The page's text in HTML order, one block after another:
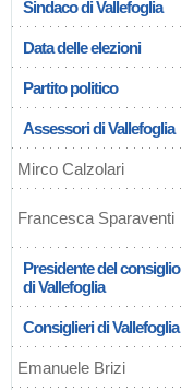
Sindaco di Vallefoglia
Data delle elezioni
Partito politico
Assessori di Vallefoglia
Mirco Calzolari
Francesca Sparaventi
Presidente del consiglio
di Vallefoglia
Consiglieri di Vallefoglia
Emanuele Brizi